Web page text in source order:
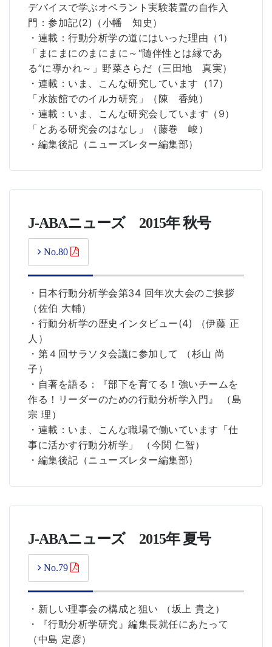
デバイスで学ぶオペラント実験装置の自作入
門：参加記(2)（小幡 知史）
・連載：行動分析学の道にはいった理由（1）
「まにまにのまにまに～“随伴性とは縁であ
る”に導かれ～」野菜さらだ（三田地 真実）
・連載：いま、こんな研究しています（17）
「水族館でのイルカ研究」（陳 香純）
・連載：いま、こんな研究会しています（9）
「とある研究会のはなし」（藤巻 峻）
・編集後記（ニューズレター編集部）
J-ABAニューズ 2015年 秋号
No.80
・日本行動分析学会第34 回年次大会のご挨拶
（佐伯 大輔）
・行動分析学の歴史インタビュー(4) （伊藤 正
人）
・第４回サラソタ会議に参加して （杉山 尚
子）
・自著を語る：『部下を育てる！強いチームを
作る！リーダーのための行動分析学入門』 （島
宗 理）
・連載：いま、こんな職場で働いています「仕
事に活かす行動分析学」 （今関 仁智）
・編集後記（ニューズレター編集部）
J-ABAニューズ 2015年 夏号
No.79
・新しい理事会の構成と狙い （坂上 貴之）
・『行動分析学研究』編集長就任にあたって
（中島 定彦）